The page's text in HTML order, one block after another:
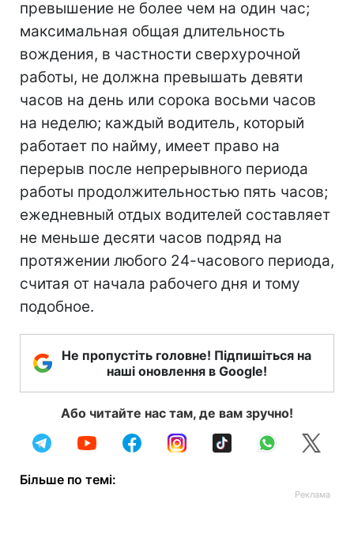
превышение не более чем на один час;
максимальная общая длительность
вождения, в частности сверхурочной
работы, не должна превышать девяти
часов на день или сорока восьми часов
на неделю; каждый водитель, который
работает по найму, имеет право на
перерыв после непрерывного периода
работы продолжительностью пять часов;
ежедневный отдых водителей составляет
не меньше десяти часов подряд на
протяжении любого 24-часового периода,
считая от начала рабочего дня и тому
подобное.
Не пропустіть головне! Підпишіться на
наші оновлення в Google!
Або читайте нас там, де вам зручно!
Більше по темі: